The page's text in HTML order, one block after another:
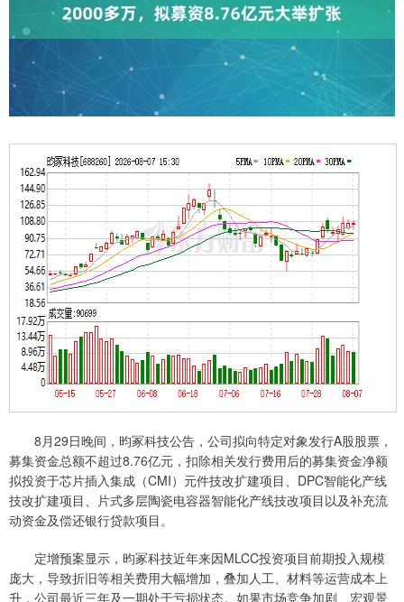
8月29日晚间，昀冢科技公告，公司拟向特定对象发行A股股票，
募集资金总额不超过8.76亿元，扣除相关发行费用后的募集资金净额
拟投资于芯片插入集成（CMI）元件技改扩建项目、DPC智能化产线
技改扩建项目、片式多层陶瓷电容器智能化产线技改项目以及补充流
动资金及偿还银行贷款项目。
定增预案显示，昀冢科技近年来因MLCC投资项目前期投入规模
庞大，导致折旧等相关费用大幅增加，叠加人工、材料等运营成本上
升，公司最近三年及一期处于亏损状态。如果市场竞争加剧、宏观景